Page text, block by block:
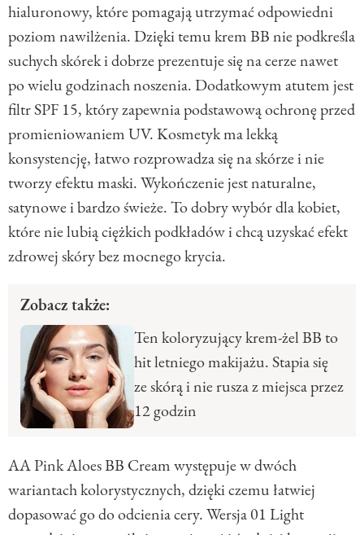
hialuronowy, które pomagają utrzymać odpowiedni
poziom nawilżenia. Dzięki temu krem BB nie podkreśla
suchych skórek i dobrze prezentuje się na cerze nawet
po wielu godzinach noszenia. Dodatkowym atutem jest
filtr SPF 15, który zapewnia podstawową ochronę przed
promieniowaniem UV. Kosmetyk ma lekką
konsystencję, łatwo rozprowadza się na skórze i nie
tworzy efektu maski. Wykończenie jest naturalne,
satynowe i bardzo świeże. To dobry wybór dla kobiet,
które nie lubią ciężkich podkładów i chcą uzyskać efekt
zdrowej skóry bez mocnego krycia.
Zobacz także:
Ten koloryzujący krem-żel BB to
hit letniego makijażu. Stapia się
ze skórą i nie rusza z miejsca przez
12 godzin
AA Pink Aloes BB Cream występuje w dwóch
wariantach kolorystycznych, dzięki czemu łatwiej
dopasować go do odcienia cery. Wersja 01 Light